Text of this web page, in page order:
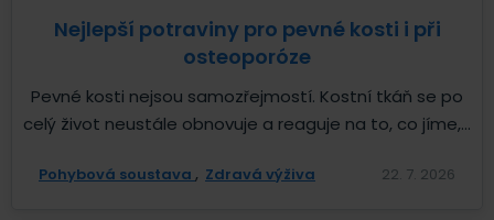
Nejlepší potraviny pro pevné kosti i při
osteoporóze
Pevné kosti nejsou samozřejmostí. Kostní tkáň se po
celý život neustále obnovuje a reaguje na to, co jíme,...
Pohybová soustava Zdravá výživa 22. 7. 2026